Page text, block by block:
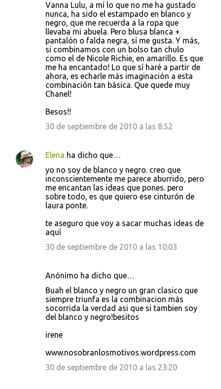
Vanna Lulu, a mí lo que no me ha gustado
nunca, ha sido el estampado en blanco y
negro, que me recuerda a la ropa que
llevaba mi abuela. Pero blusa blanca +
pantalón o falda negra, sí me gusta. Y más,
si combinamos con un bolso tan chulo
como el de Nicole Richie, en amarillo. Es que
me ha encantado! Lo que sí haré a partir de
ahora, es echarle más imaginación a esta
combinación tan básica. Que quede muy
Chanel!
Besos!!
30 de septiembre de 2010 a las 8:52
Elena ha dicho que…
yo no soy de blanco y negro. creo que
inconscientemente me parece aburrido, pero
me encantan las ideas que pones. pero
sobre todo, es que quiero ese cinturón de
laura ponte.
te aseguro que voy a sacar muchas ideas de
aquí
30 de septiembre de 2010 a las 10:03
Anónimo ha dicho que…
Buah el blanco y negro un gran clasico que
siempre triunfa es la combinacion más
socorrida la verdad asi que si tambien soy
del blanco y negro!besitos
irene
www.nosobranlosmotivos.wordpress.com
30 de septiembre de 2010 a las 23:20